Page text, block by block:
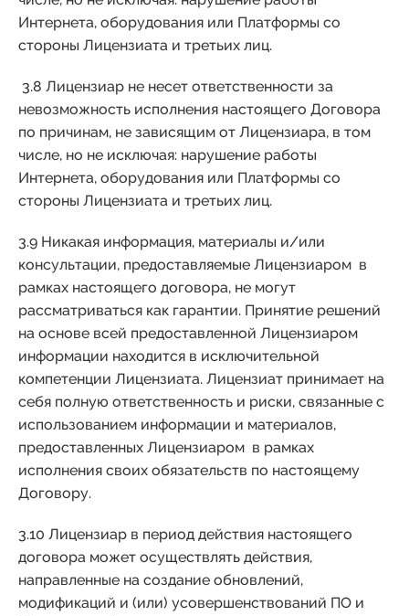
Интернета, оборудования или Платформы со
стороны Лицензиата и третьих лиц.
3.8 Лицензиар не несет ответственности за
невозможность исполнения настоящего Договора
по причинам, не зависящим от Лицензиара, в том
числе, но не исключая: нарушение работы
Интернета, оборудования или Платформы со
стороны Лицензиата и третьих лиц.
3.9 Никакая информация, материалы и/или
консультации, предоставляемые Лицензиаром в
рамках настоящего договора, не могут
рассматриваться как гарантии. Принятие решений
на основе всей предоставленной Лицензиаром
информации находится в исключительной
компетенции Лицензиата. Лицензиат принимает на
себя полную ответственность и риски, связанные с
использованием информации и материалов,
предоставленных Лицензиаром в рамках
исполнения своих обязательств по настоящему
Договору.
3.10 Лицензиар в период действия настоящего
договора может осуществлять действия,
направленные на создание обновлений,
модификаций и (или) усовершенствований ПО и